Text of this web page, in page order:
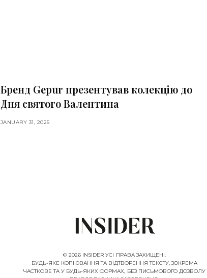
Бренд Gepur презентував колекцію до
Дня святого Валентина
JANUARY 31, 2025
© 2026 INSIDER УСІ ПРАВА ЗАХИЩЕНІ.
БУДЬ-ЯКЕ КОПІЮВАННЯ ТА ВІДТВОРЕННЯ ТЕКСТУ, ЗОКРЕМА
ЧАСТКОВЕ ТА У БУДЬ-ЯКИХ ФОРМАХ, БЕЗ ПИСЬМОВОГО ДОЗВОЛУ